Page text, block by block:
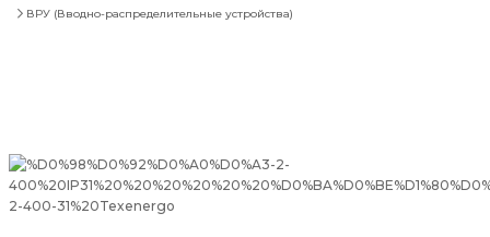
ВРУ (Вводно-распределительные устройства)